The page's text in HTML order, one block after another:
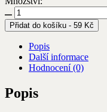
Wolfberry
500g
množství
Pohanková
kaše
-
Wolfberry
500g
množství
Přidat do košíku - 59 Kč
Popis
Další informace
Hodnocení (0)
Popis